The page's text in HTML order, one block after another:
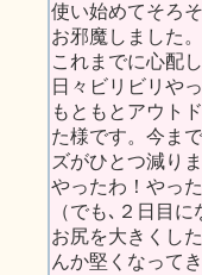
使い始めてそろ
お邪魔しました。
これまでに心配
日々ビリビリや
もともとアウト
た様です。今ま
ズがひとつ減り
やったわ！やっ
（でも､２日目
お尻を大きくし
んか堅くなって